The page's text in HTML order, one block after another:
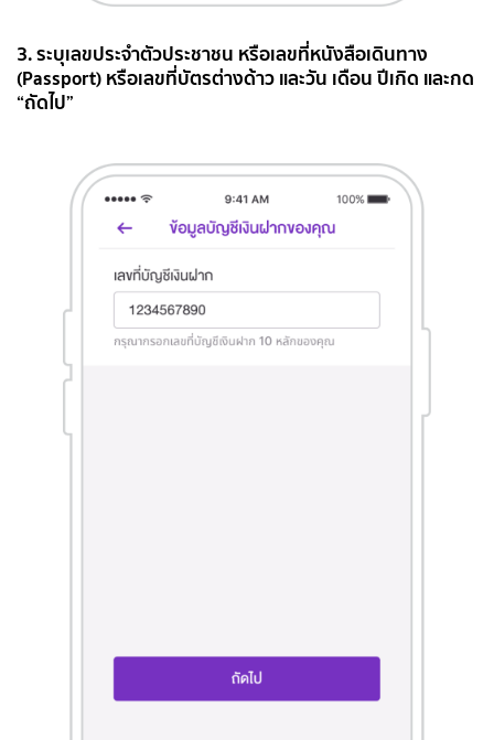
3. ระบุเลขประจำตัวประชาชน หรือเลขที่หนังสือเดินทาง
(Passport) หรือเลขที่บัตรต่างด้าว และวัน เดือน ปีเกิด และกด
“ถัดไป”